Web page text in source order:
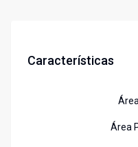
Características
Área